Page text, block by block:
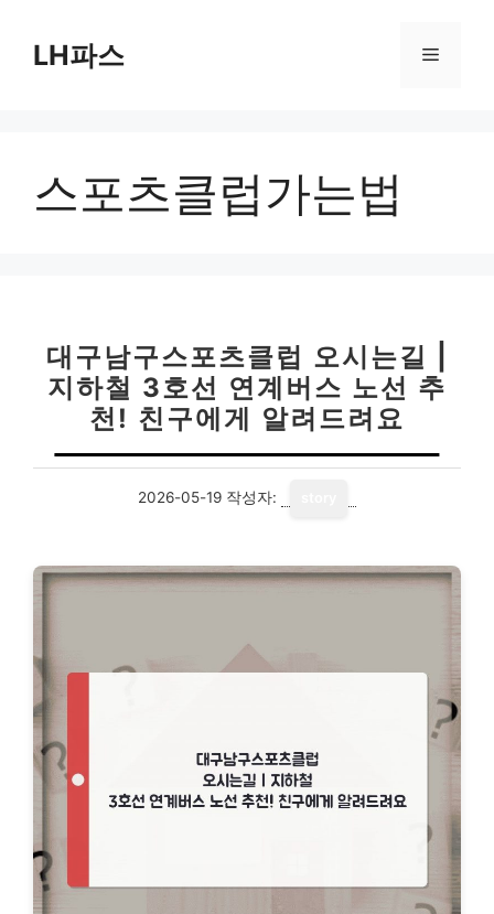
LH파스 메
스포츠클럽가는법
대구남구스포츠클럽 오시는길 |
지하철 3호선 연계버스 노선 추
천! 친구에게 알려드려요
2026-05-19 작성자: